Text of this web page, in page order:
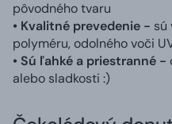
pôvodného tvaru
• Kvalitné prevedenie - sú
polyméru, odolného voči
• Sú ľahké a priestranné -
alebo sladkosti :)